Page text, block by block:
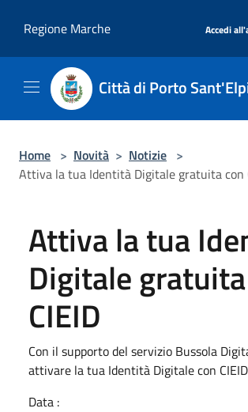
Regione Marche
Accedi
Città di Porto
Home > Novità > Notizie >
Attiva la tua Identità Digitale gratuita con
Attiva la tua
Digitale
CIEID
Con il supporto del servizio Bussola
attivare la tua Identità Digitale con CIEID
Data :